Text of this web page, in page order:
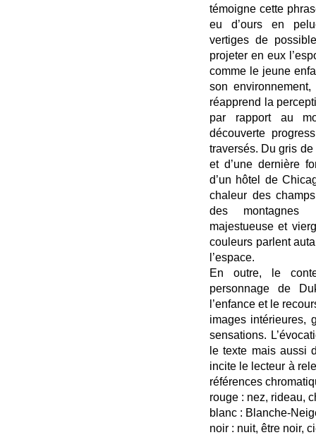
témoigne cette
eu d’ours en
vertiges de
projeter en eux
comme le jeune
son
réapprend la
par rapport au
découverte
traversés. Du gris
et d’une dernière
d’un hôtel de
chaleur des
des montagnes
majestueuse et
couleurs parlent
l’espace.
En outre, le
personnage de
l’enfance et le
images intérieures,
sensations.
le texte mais aussi
incite le lecteur à
références
rouge : nez, rideau,
blanc : Blanche-
noir : nuit, être noir,